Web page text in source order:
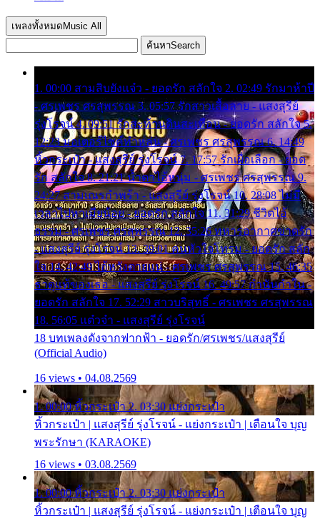
เพลงทั้งหมด Music All
ค้นหาSearch
1. 00:00 สามสิบยังแจ๋ว - ยอดรัก สลักใจ 2. 02:49 รักมาห้าปี
- ศรเพชร ศรสุพรรณ 3. 05:57 รักสาวเสื้อลาย - แสงสุรีย์
รุ่งโรจน์ 4. 09:51 รักสะท้านดินสะเทือน - ยอดรัก สลักใจ 5.
12:23 มอเตอร์ไซค์ทำหล่น - ศรเพชร ศรสุพรรณ 6. 14:49
หิ้วกระเป๋า - แสงสุรีย์ รุ่งโรจน์ 7. 17:57 รักเผื่อเลือก - ยอด
รัก สลักใจ 8. 21:21 น้ำตาไอ้หนุ่ม - ศรเพชร ศรสุพรรณ 9.
24:27 สามเณรกำพร้า - แสงสุรีย์ รุ่งโรจน์ 10. 28:08 ไม่มี
เวลาไปหาเมียน้อย - ยอดรัก สลักใจ 11. 31:29 ชีวิตไอ้
ธรรม - ศรเพชร ศรสุพรรณ 12. 35:26 ทหารอากาศขาดรัก
- แสงสุรีย์ รุ่งโรจน์ 13. 39:01 คนหัวใจโทรม - ยอดรัก สลัก
ใจ 14. 42:49 ไอ้หวังตายแน่ - ศรเพชร ศรสุพรรณ 15. 46:35
ธาตุแท้ของเธอ - แสงสุรีย์ รุ่งโรจน์ 16. 49:57 กำนันกำใน -
ยอดรัก สลักใจ 17. 52:29 สาวบริสุทธิ์ - ศรเพชร ศรสุพรรณ
18. 56:05 แต๋วจ๋า - แสงสุรีย์ รุ่งโรจน์
18 บทเพลงดังจากฟากฟ้า - ยอดรัก/ศรเพชร/แสงสุรีย์
(Official Audio)
16 views • 04.08.2569
1. 00:00 หิ้วกระเป๋า 2. 03:30 แย่งกระเป๋า
หิ้วกระเป๋า | แสงสุรีย์ รุ่งโรจน์ - แย่งกระเป๋า | เตือนใจ บุญ
พระรักษา (KARAOKE)
16 views • 03.08.2569
1. 00:00 หิ้วกระเป๋า 2. 03:30 แย่งกระเป๋า
หิ้วกระเป๋า | แสงสุรีย์ รุ่งโรจน์ - แย่งกระเป๋า | เตือนใจ บุญ